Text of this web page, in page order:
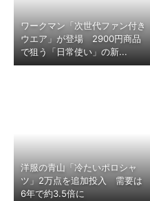
ワークマン「次世代ファン付き
ウエア」が登場 2900円商品
で狙う「日常使い」の新...
洋服の青山「冷たいポロシャ
ツ」2万点を追加投入 需要は
6年で約3.5倍に